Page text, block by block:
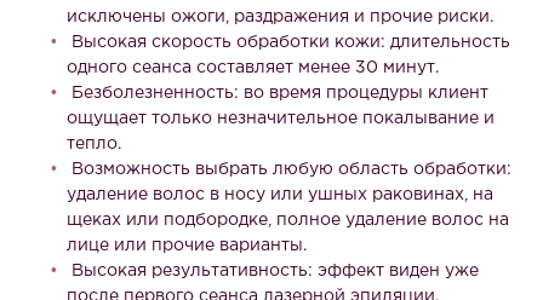
исключены ожоги, раздражения и прочие риски.
Высокая скорость обработки кожи: длительность
одного сеанса составляет менее 30 минут.
Безболезненность: во время процедуры клиент
ощущает только незначительное покалывание и
тепло.
Возможность выбрать любую область обработки:
удаление волос в носу или ушных раковинах, на
щеках или подбородке, полное удаление волос на
лице или прочие варианты.
Высокая результативность: эффект виден уже
после первого сеанса лазерной эпиляции.